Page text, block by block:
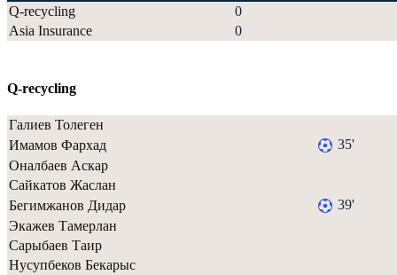
Q-recycling
0
Asia Insurance
0
Q-recycling
Галиев Толеген
Имамов Фархад
35'
Оналбаев Аскар
Сайкатов Жаслан
Бегимжанов Дидар
39'
Экажев Тамерлан
Сарыбаев Таир
Нусупбеков Бекарыс